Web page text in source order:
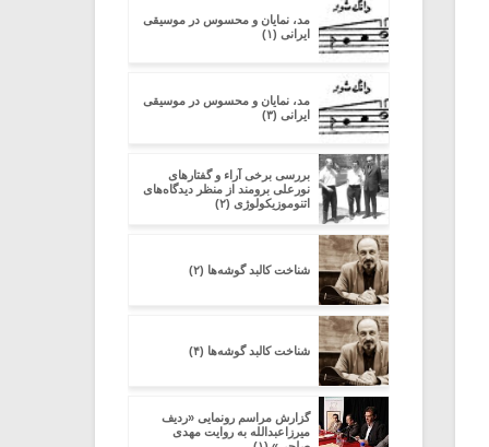
مد، نمایان و محسوس در موسیقی
ایرانی (۱)
مد، نمایان و محسوس در موسیقی
ایرانی (۳)
بررسی برخی آراء و گفتارهای
نورعلی برومند از منظر دیدگاه‌های
اتنوموزیکولوژی (۲)
شناخت کالبد گوشه‌ها (۲)
شناخت کالبد گوشه‌ها (۴)
گزارش مراسم رونمایی «ردیف
میرزاعبدالله به روایت مهدی